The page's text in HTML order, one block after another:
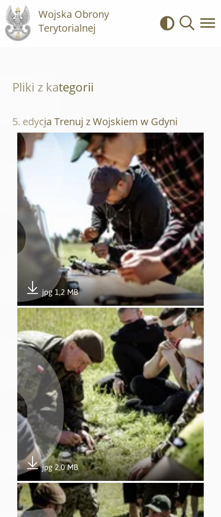
Wojska Obrony
Terytorialnej
Kontrast
Pliki z kategorii
5. edycja Trenuj z Wojskiem w Gdyni
Otwórz załącznik 5. edycja Trenuj z Wojskiem w Gdyni
jpg 1,2 MB
Pobierz załącznik
Otwórz załącznik 5. edycja Trenuj z Wojskiem w Gdyni
jpg 2,0 MB
Pobierz załącznik
Otwórz załącznik 5. edycja Trenuj z Wojskiem w Gdyni